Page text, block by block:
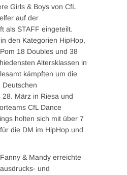
Girls & Boys von CfL
auf der
als STAFF eingeteilt.
den Kategorien HipHop,
18 Doubles und 38
Altersklassen in
kämpften um die
Deutschen
März in Riesa und
CfL Dance
holten sich mit über 7
die DM im HipHop und
& Mandy erreichte
und